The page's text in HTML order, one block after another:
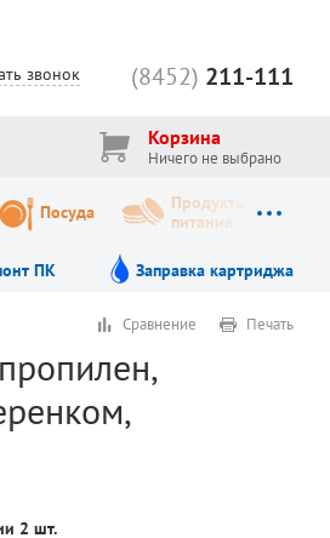
(8452) 211-111
звонок
Корзина
Ничего не выбрано
Посуда
Продукты
питания
ПК Заправка картриджа
Сравнение Печать
2 шт.